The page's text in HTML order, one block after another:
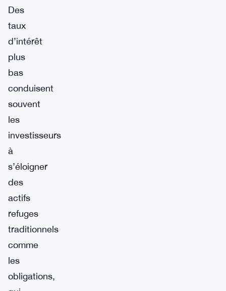
Des
taux
d’intérêt
plus
bas
conduisent
souvent
les
investisseurs
à
s’éloigner
des
actifs
refuges
traditionnels
comme
les
obligations,